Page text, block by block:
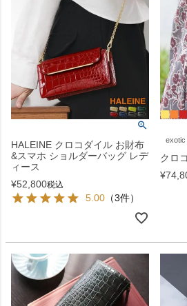
HALEINE クロコダイル お財布
&スマホ ショルダーバッグ レデ
ィース
¥52,800税込
5.00 （3件）
exotic
クロ
¥